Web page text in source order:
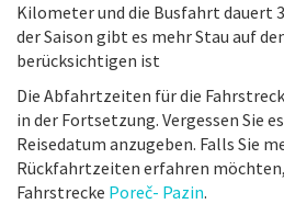
Kilometer und die Busfahrt dauert
der Saison gibt es mehr Stau auf
berücksichtigen ist
Die Abfahrtzeiten für die
in der Fortsetzung. Vergessen Sie
Reisedatum anzugeben. Falls Sie
Rückfahrtzeiten erfahren
Fahrstrecke Poreč- Pazin.